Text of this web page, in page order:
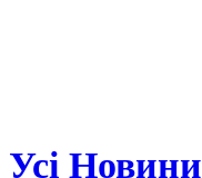
Усі Новини